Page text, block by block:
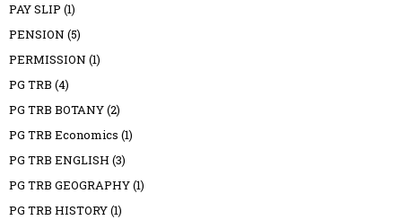
PAY SLIP (1)
PENSION (5)
PERMISSION (1)
PG TRB (4)
PG TRB BOTANY(2)
PG TRB Economics (1)
PG TRB ENGLISH (3)
PG TRB GEOGRAPHY(1)
PG TRB HISTORY(1)